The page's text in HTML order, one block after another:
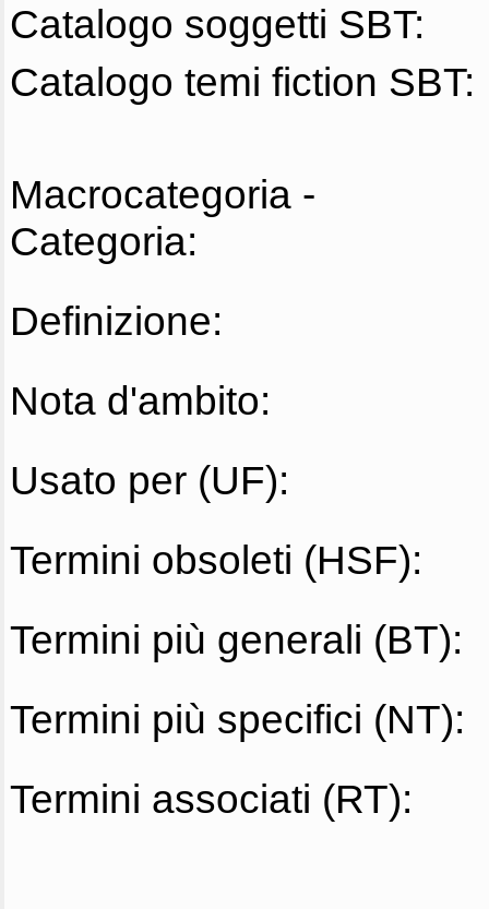
Catalogo soggetti SBT:
Catalogo temi fiction SBT:
Macrocategoria -
Categoria:
Definizione:
Nota d'ambito:
Usato per (UF):
Termini obsoleti (HSF):
Termini più generali (BT):
Termini più specifici (NT):
Termini associati (RT):